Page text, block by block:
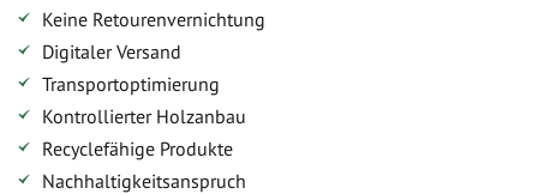
Keine Retourenvernichtung
Digitaler Versand
Transportoptimierung
Kontrollierter Holzanbau
Recyclefähige Produkte
Nachhaltigkeitsanspruch